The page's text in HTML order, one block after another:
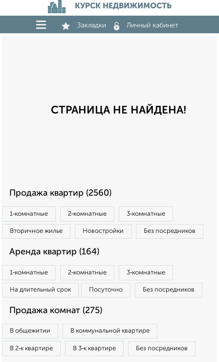
КУРСК НЕДВИЖИМОСТЬ
Закладки Личный кабинет
СТРАНИЦА НЕ НАЙДЕНА!
Продажа квартир (2560)
1‑комнатные 2‑комнатные 3‑комнатные
Вторичное жилье Новостройки Без посредников
Аренда квартир (164)
1‑комнатные 2‑комнатные 3‑комнатные
На длительный срок Посуточно Без посредников
Продажа комнат (275)
В общежитии В коммунальной квартире
В 2‑к квартире В 3‑к квартире Без посредников